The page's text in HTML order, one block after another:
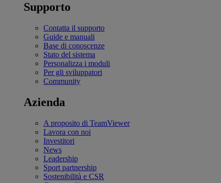
Supporto
Contatta il supporto
Guide e manuali
Base di conoscenze
Stato del sistema
Personalizza i moduli
Per gli sviluppatori
Community
Azienda
A proposito di TeamViewer
Lavora con noi
Investitori
News
Leadership
Sport partnership
Sostenibilità e CSR